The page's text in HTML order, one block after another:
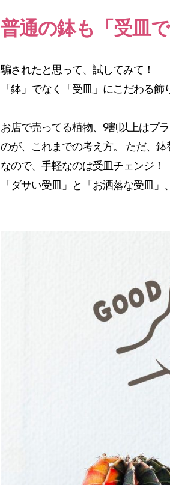
普通の鉢も「受皿
騙されたと思って、試してみて！
「鉢」でなく「受皿」にこだわる飾
お店で売ってる植物、9割以上はプ
のが、これまでの考え方。 ただ、
なので、手軽なのは受皿チェンジ！
「ダサい受皿」と「お洒落な受皿」